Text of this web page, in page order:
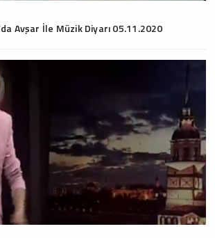
Avşar İle Müzik Diyarı 05.11.2020